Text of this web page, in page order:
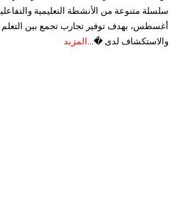
سلسلة متنوعة من الأنشطة التعليمية
أغسطس، بهدف توفير تجارب تجمع بين التعلم
والاستكشاف لدى �... المزيد